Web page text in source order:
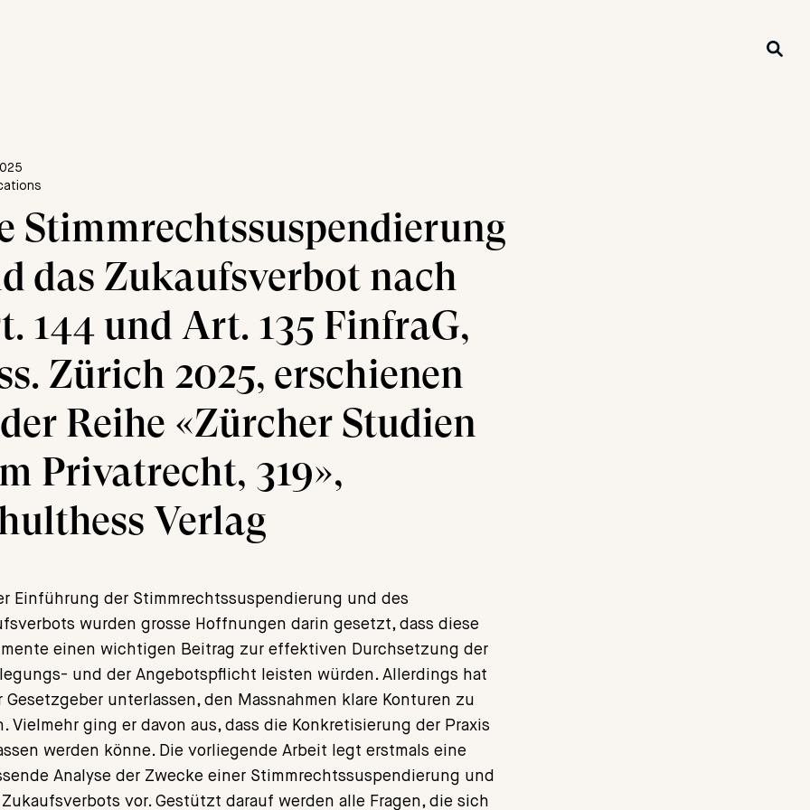
Stimmrechtssuspendierung
das Zukaufsverbot nach
144 und Art. 135 FinfraG,
Zürich 2025, erschienen
Reihe «Zürcher Studien
Privatrecht, 319»,
Verlag
Einführung der Stimmrechtssuspendierung und des
wurden grosse Hoffnungen darin gesetzt, dass diese
einen wichtigen Beitrag zur effektiven Durchsetzung der
und der Angebotspflicht leisten würden. Allerdings hat
Gesetzgeber unterlassen, den Massnahmen klare Konturen zu
Vielmehr ging er davon aus, dass die Konkretisierung der Praxis
werden könne. Die vorliegende Arbeit legt erstmals eine
Analyse der Zwecke einer Stimmrechtssuspendierung und
vor. Gestützt darauf werden alle Fragen, die sich